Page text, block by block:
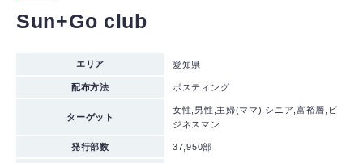
Sun+Go club
エリア 愛知県
配布方法 ポスティング
ターゲット
女性,男性,主婦(ママ),シニア,富裕層,ビ
ジネスマン
発行部数 37,950部